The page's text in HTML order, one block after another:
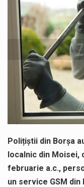
Polițiștii din Borșa
localnic din Moisei,
februarie a.c.,
un service GSM